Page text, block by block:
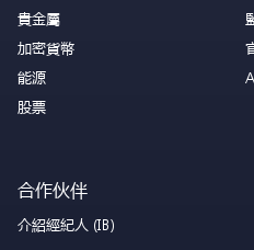
貴金屬
加密貨幣
能源
股票
合作伙伴
介紹經紀人 (IB)